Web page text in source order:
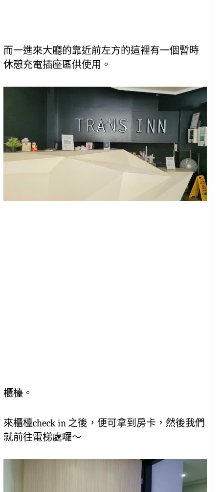
而一進來大廳的靠近前左方的這裡有一個暫時
休憩充電插座區供使用。
櫃檯。
來櫃檯check in 之後，便可拿到房卡，然後我們
就前往電梯處囉～